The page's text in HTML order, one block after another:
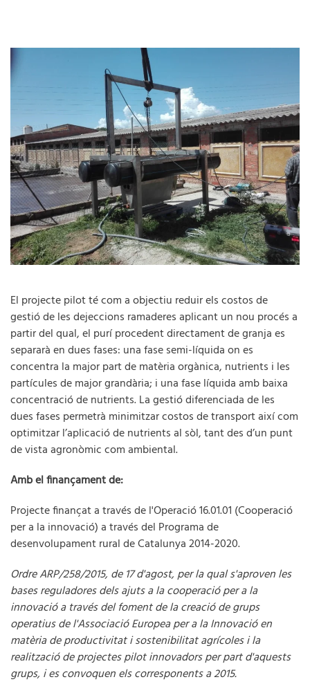
El projecte pilot té com a objectiu reduir els costos de
gestió de les dejeccions ramaderes aplicant un nou procés a
partir del qual, el purí procedent directament de granja es
separarà en dues fases: una fase semi-líquida on es
concentra la major part de matèria orgànica, nutrients i les
partícules de major grandària; i una fase líquida amb baixa
concentració de nutrients. La gestió diferenciada de les
dues fases permetrà minimitzar costos de transport així com
optimitzar l’aplicació de nutrients al sòl, tant des d’un punt
de vista agronòmic com ambiental.
Amb el finançament de:
Projecte finançat a través de l'Operació 16.01.01 (Cooperació
per a la innovació) a través del Programa de
desenvolupament rural de Catalunya 2014-2020.
Ordre ARP/258/2015, de 17 d'agost, per la qual s'aproven les
bases reguladores dels ajuts a la cooperació per a la
innovació a través del foment de la creació de grups
operatius de l'Associació Europea per a la Innovació en
matèria de productivitat i sostenibilitat agrícoles i la
realització de projectes pilot innovadors per part d'aquests
grups, i es convoquen els corresponents a 2015.